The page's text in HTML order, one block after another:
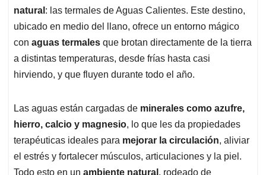
natural : las termales de Aguas Calientes. Este destino,
ubicado en medio del llano, ofrece un entorno mágico
con aguas termales que brotan directamente de la tierra
a distintas temperaturas, desde frías hasta casi
hirviendo, y que fluyen durante todo el año.
Las aguas están cargadas de minerales como azufre,
hierro, calcio y magnesio, lo que les da propiedades
terapéuticas ideales para mejorar la circulación, aliviar
el estrés y fortalecer músculos, articulaciones y la piel.
Todo esto en un ambiente natural , rodeado de